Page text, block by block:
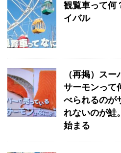
観覧車って
イバル
（再掲）ス
サーモンって
べられるのが
れないのが鮭
始まる